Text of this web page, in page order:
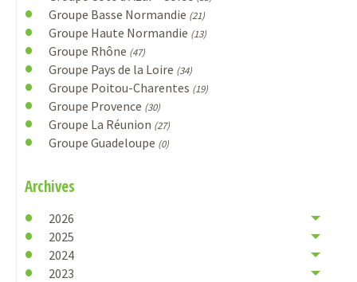
Groupe Basse Normandie (21)
Groupe Haute Normandie (13)
Groupe Rhône (47)
Groupe Pays de la Loire (34)
Groupe Poitou-Charentes (19)
Groupe Provence (30)
Groupe La Réunion (27)
Groupe Guadeloupe (0)
Archives
2026
2025
2024
2023